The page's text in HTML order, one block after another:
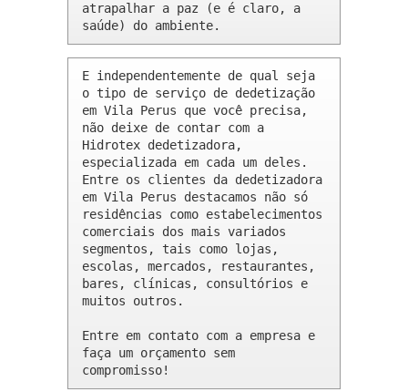
atrapalhar a paz (e é claro, a
saúde) do ambiente.
E independentemente de qual seja
o tipo de serviço de dedetização
em Vila Perus que você precisa,
não deixe de contar com a
Hidrotex dedetizadora,
especializada em cada um deles.
Entre os clientes da dedetizadora
em Vila Perus destacamos não só
residências como estabelecimentos
comerciais dos mais variados
segmentos, tais como lojas,
escolas, mercados, restaurantes,
bares, clínicas, consultórios e
muitos outros.
Entre em contato com a empresa e
faça um orçamento sem
compromisso!